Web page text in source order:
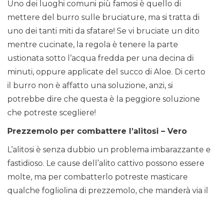
Uno dei luoghi comuni più famosi è quello di
mettere del burro sulle bruciature, ma si tratta di
uno dei tanti miti da sfatare! Se vi bruciate un dito
mentre cucinate, la regola è tenere la parte
ustionata sotto l’acqua fredda per una decina di
minuti, oppure applicate del succo di Aloe. Di certo
il burro non è affatto una soluzione, anzi, si
potrebbe dire che questa è la peggiore soluzione
che potreste scegliere!
Prezzemolo per combattere l’alitosi – Vero
L’alitosi è senza dubbio un problema imbarazzante e
fastidioso. Le cause dell’alito cattivo possono essere
molte, ma per combatterlo potreste masticare
qualche fogliolina di prezzemolo, che manderà via il